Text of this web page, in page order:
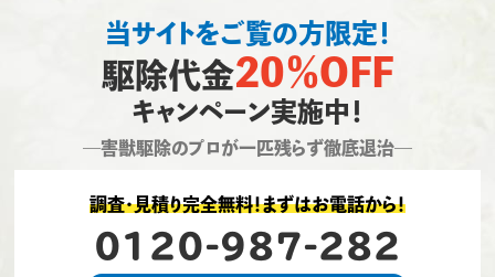
当サイトをご覧の方限定！
駆除代金20％OFF
キャンペーン実施中！
―害獣駆除のプロが一匹残らず徹底退治―
調査・見積り完全無料！まずはお電話から！
0120-987-282